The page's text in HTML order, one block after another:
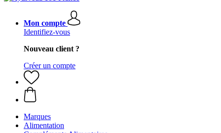
Mon compte
Identifiez-vous
Nouveau client ?
Créer un compte
Marques
Alimentation